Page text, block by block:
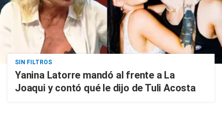
SIN FILTROS
Yanina Latorre mandó al frente a La
Joaqui y contó qué le dijo de Tuli Acosta